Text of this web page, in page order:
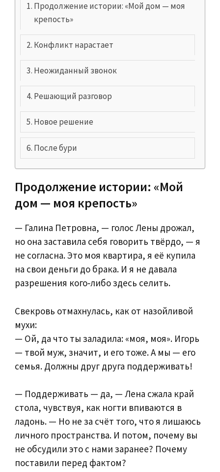
Продолжение истории: «Мой дом — моя
крепость»
Конфликт нарастает
Неожиданный звонок
Решающий разговор
Новое решение
После бури
Продолжение истории: «Мой
дом — моя крепость»
— Галина Петровна, — голос Лены дрожал,
но она заставила себя говорить твёрдо, — я
не согласна. Это моя квартира, я её купила
на свои деньги до брака. И я не давала
разрешения кого‑либо здесь селить.
Свекровь отмахнулась, как от назойливой
мухи:
— Ой, да что ты заладила: «моя, моя». Игорь
— твой муж, значит, и его тоже. А мы — его
семья. Должны друг друга поддерживать!
— Поддерживать — да, — Лена сжала край
стола, чувствуя, как ногти впиваются в
ладонь. — Но не за счёт того, что я лишаюсь
личного пространства. И потом, почему вы
не обсудили это с нами заранее? Почему
поставили перед фактом?